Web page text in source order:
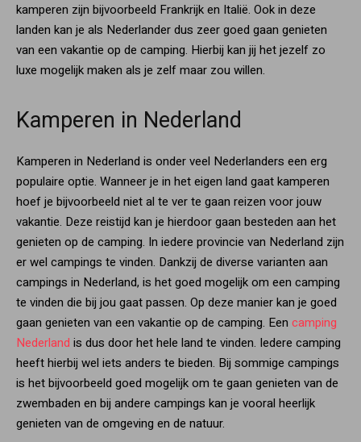
kamperen zijn bijvoorbeeld Frankrijk en Italië. Ook in deze
landen kan je als Nederlander dus zeer goed gaan genieten
van een vakantie op de camping. Hierbij kan jij het jezelf zo
luxe mogelijk maken als je zelf maar zou willen.
Kamperen in Nederland
Kamperen in Nederland is onder veel Nederlanders een erg
populaire optie. Wanneer je in het eigen land gaat kamperen
hoef je bijvoorbeeld niet al te ver te gaan reizen voor jouw
vakantie. Deze reistijd kan je hierdoor gaan besteden aan het
genieten op de camping. In iedere provincie van Nederland zijn
er wel campings te vinden. Dankzij de diverse varianten aan
campings in Nederland, is het goed mogelijk om een camping
te vinden die bij jou gaat passen. Op deze manier kan je goed
gaan genieten van een vakantie op de camping. Een camping
Nederland is dus door het hele land te vinden. Iedere camping
heeft hierbij wel iets anders te bieden. Bij sommige campings
is het bijvoorbeeld goed mogelijk om te gaan genieten van de
zwembaden en bij andere campings kan je vooral heerlijk
genieten van de omgeving en de natuur.